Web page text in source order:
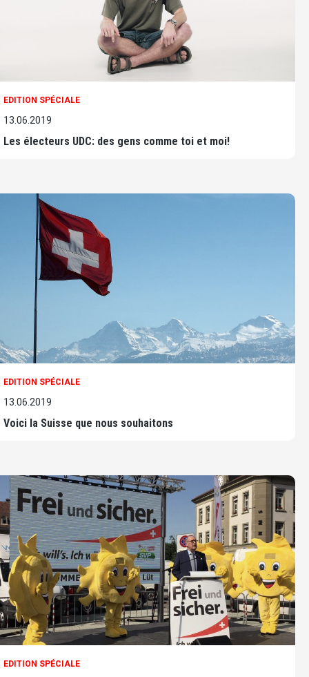
EDITION SPÉCIALE
13.06.2019
Les électeurs UDC: des gens comme toi et moi!
EDITION SPÉCIALE
13.06.2019
Voici la Suisse que nous souhaitons
EDITION SPÉCIALE